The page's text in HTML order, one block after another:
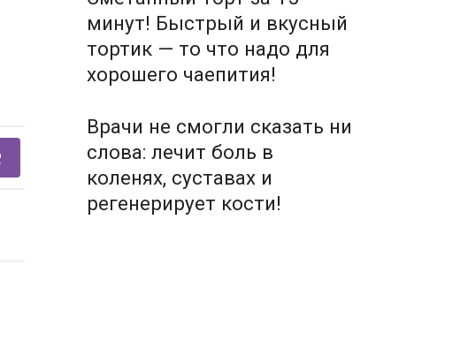
минут! Быстрый и вкусный
тортик — то что надо для
хорошего чаепития!
Врачи не смогли сказать ни
слова: лечит боль в
коленях, суставах и
регенерирует кости!